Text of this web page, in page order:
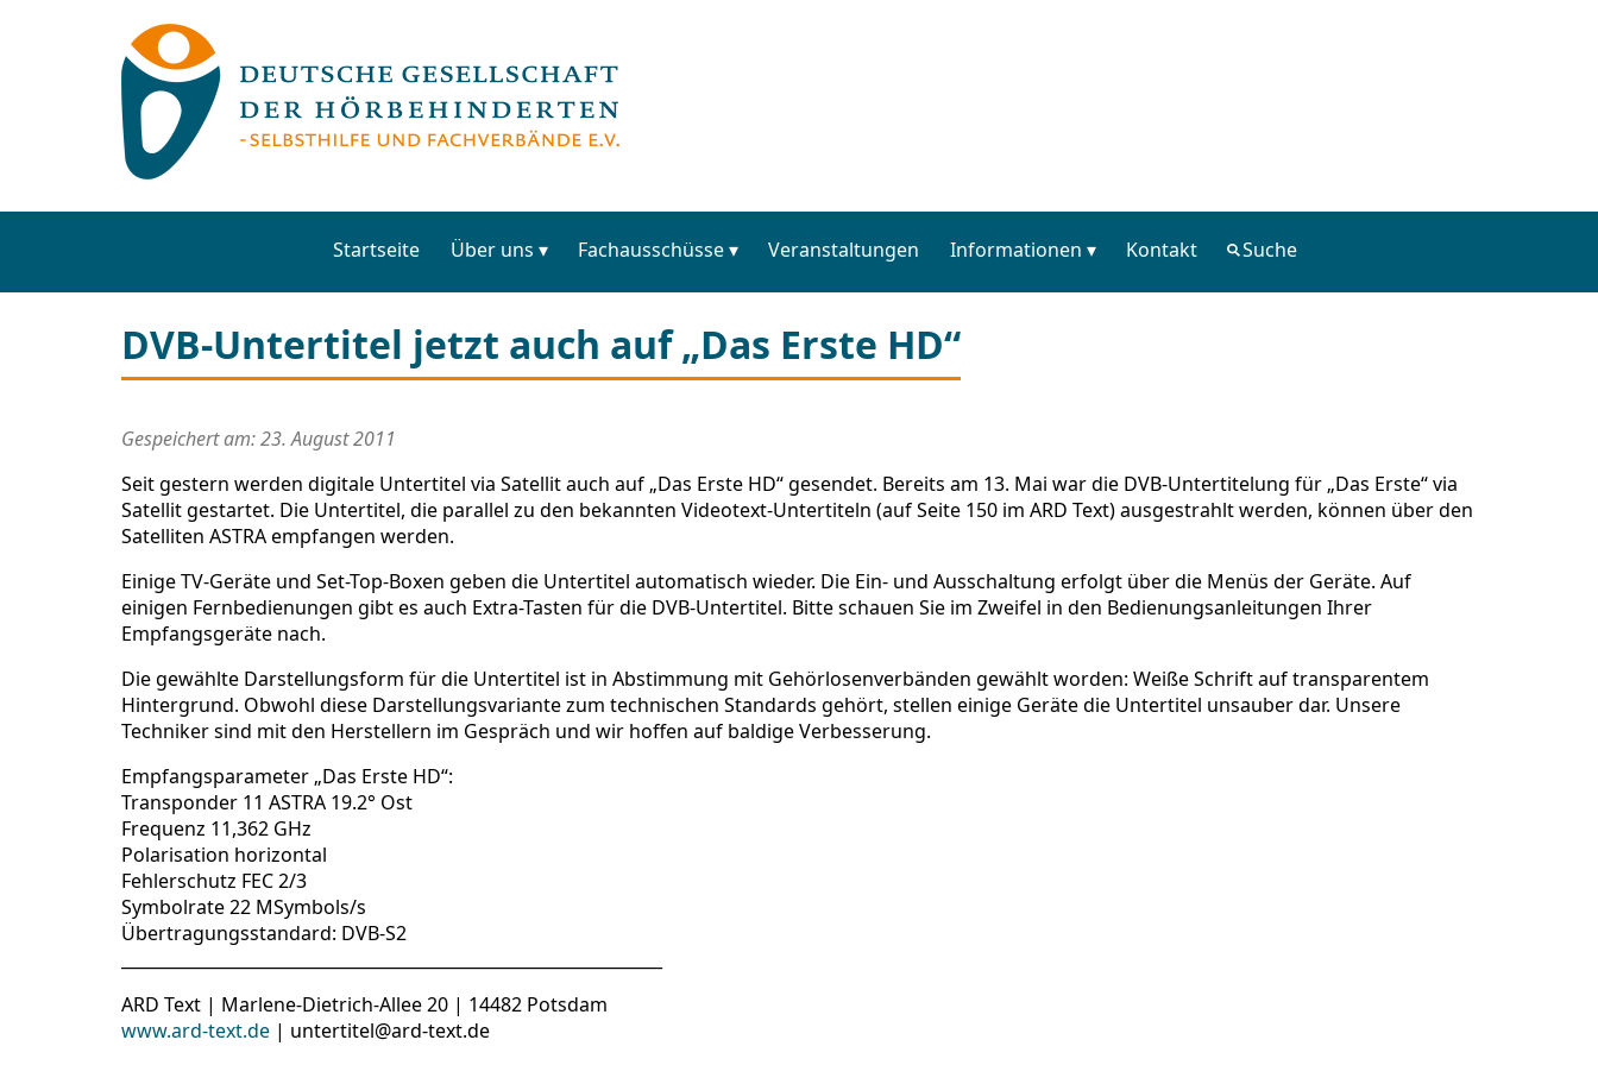
Startseite Über uns Fachausschüsse Veranstaltungen Informationen Kontakt Suche
DVB-Untertitel jetzt auch auf „Das Erste HD“
Gespeichert am: 23. August 2011
Seit gestern werden digitale Untertitel via Satellit auch auf „Das Erste HD“ gesendet. Bereits am 13. Mai war die DVB-Untertitelung für „Das Erste“ via
Satellit gestartet. Die Untertitel, die parallel zu den bekannten Videotext-Untertiteln (auf Seite 150 im ARD Text) ausgestrahlt werden, können über den
Satelliten ASTRA empfangen werden.
Einige TV-Geräte und Set-Top-Boxen geben die Untertitel automatisch wieder. Die Ein- und Ausschaltung erfolgt über die Menüs der Geräte. Auf
einigen Fernbedienungen gibt es auch Extra-Tasten für die DVB-Untertitel. Bitte schauen Sie im Zweifel in den Bedienungsanleitungen Ihrer
Empfangsgeräte nach.
Die gewählte Darstellungsform für die Untertitel ist in Abstimmung mit Gehörlosenverbänden gewählt worden: Weiße Schrift auf transparentem
Hintergrund. Obwohl diese Darstellungsvariante zum technischen Standards gehört, stellen einige Geräte die Untertitel unsauber dar. Unsere
Techniker sind mit den Herstellern im Gespräch und wir hoffen auf baldige Verbesserung.
Empfangsparameter „Das Erste HD“:
Transponder 11 ASTRA 19.2° Ost
Frequenz 11,362 GHz
Polarisation horizontal
Fehlerschutz FEC 2/3
Symbolrate 22 MSymbols/s
Übertragungsstandard: DVB-S2
ARD Text | Marlene-Dietrich-Allee 20 | 14482 Potsdam
www.ard-text.de | untertitel@ard-text.de